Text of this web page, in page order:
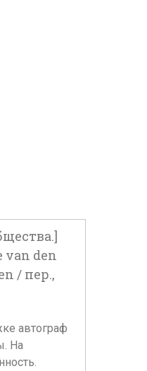
van den
/ пер.,
автограф
На